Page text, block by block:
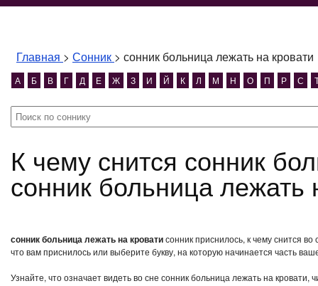
Главная > Сонник > сонник больница лежать на кровати
А Б В Г Д Е Ж З И Й К Л М Н О П Р С
К чему снится сонник больница лежать на кровати?
сонник больница лежать
сонник больница лежать на кроватисонник приснилось, к чему снится
что вам приснилось или выберите букву, на которую начинается часть
Узнайте, что означает видеть во сне сонник больница лежать на